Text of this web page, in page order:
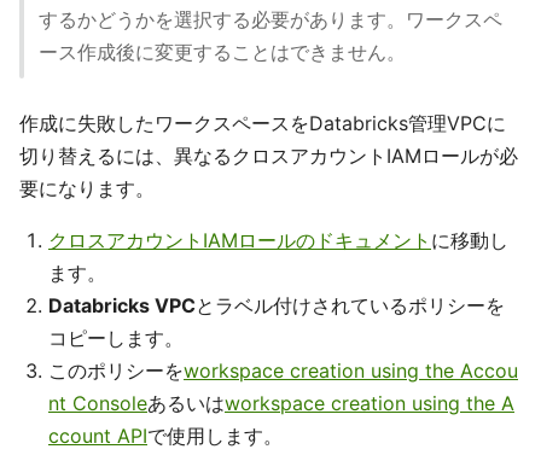
するかどうかを選択する必要があります。ワークスペ
ース作成後に変更することはできません。
作成に失敗したワークスペースをDatabricks管理VPCに
切り替えるには、異なるクロスアカウントIAMロールが必
要になります。
クロスアカウントIAMロールのドキュメント に移動し
ます。
Databricks VPCとラベル付けされているポリシーを
コピーします。
このポリシーをworkspace creation using the Accou
nt Consoleあるいはworkspace creation using the A
ccount APIで使用します。